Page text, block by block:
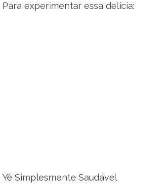
Para experimentar essa delícia:
Yê Simplesmente Saudável